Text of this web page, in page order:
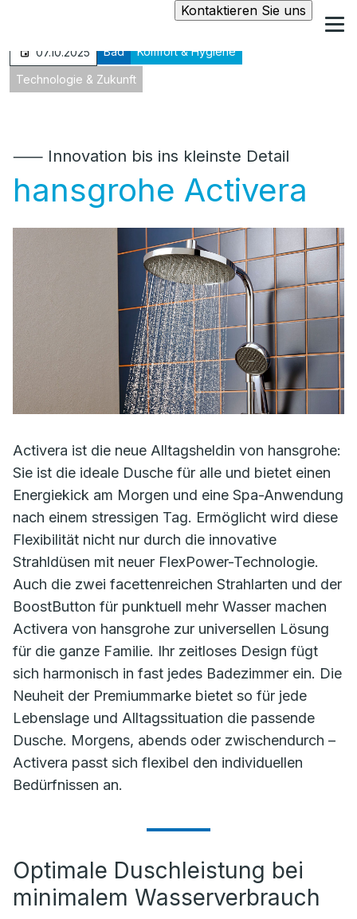
Kontaktieren Sie uns
07.10.2025 Bad Komfort & Hygiene
Technologie & Zukunft
⸺ Innovation bis ins kleinste Detail
hansgrohe Activera
Activera ist die neue Alltagsheldin von hansgrohe:
Sie ist die ideale Dusche für alle und bietet einen
Energiekick am Morgen und eine Spa-Anwendung
nach einem stressigen Tag. Ermöglicht wird diese
Flexibilität nicht nur durch die innovative
Strahldüsen mit neuer FlexPower-Technologie.
Auch die zwei facettenreichen Strahlarten und der
BoostButton für punktuell mehr Wasser machen
Activera von hansgrohe zur universellen Lösung
für die ganze Familie. Ihr zeitloses Design fügt
sich harmonisch in fast jedes Badezimmer ein. Die
Neuheit der Premiummarke bietet so für jede
Lebenslage und Alltagssituation die passende
Dusche. Morgens, abends oder zwischendurch –
Activera passt sich flexibel den individuellen
Bedürfnissen an.
Optimale Duschleistung bei
minimalem Wasserverbrauch